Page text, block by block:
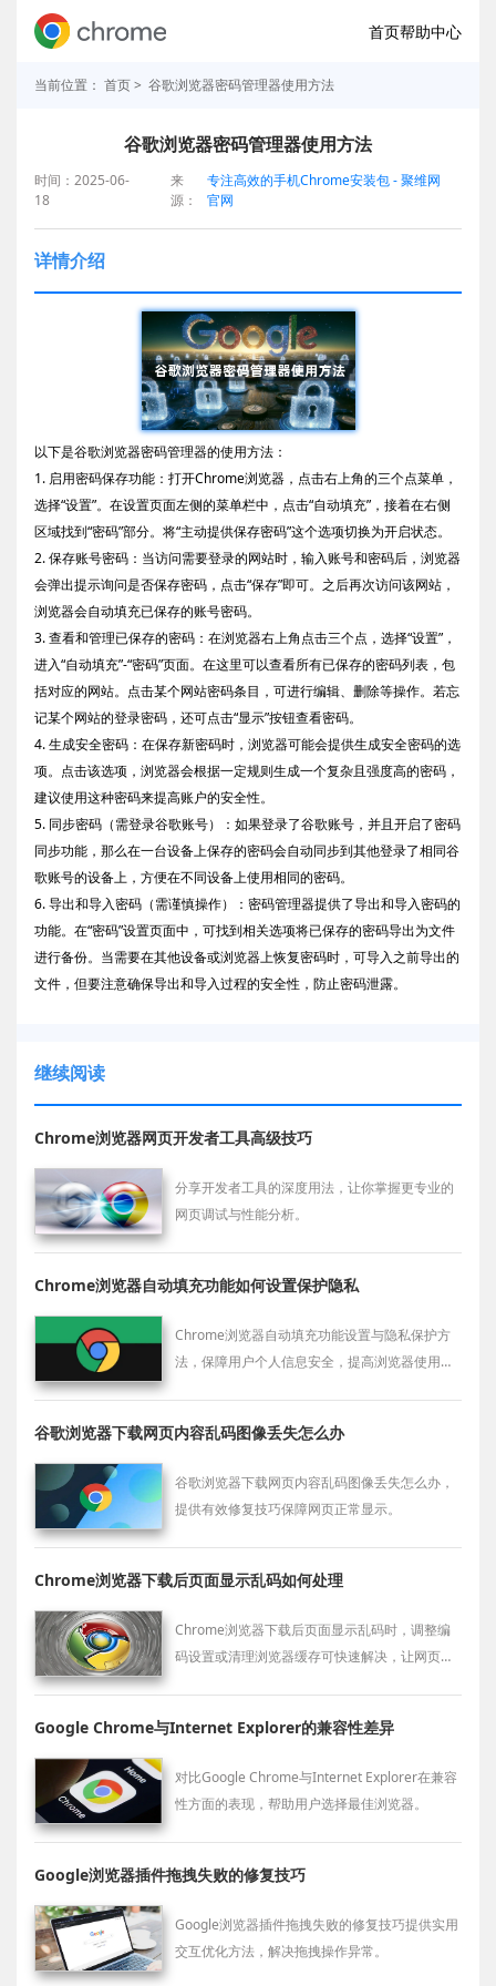
首页帮助中心
当前位置： 首页> 谷歌浏览器密码管理器使用方法
谷歌浏览器密码管理器使用方法
时间：2025-06-
18
来
源：
专注高效的手机Chrome安装包 - 聚维网
官网
详情介绍
以下是谷歌浏览器密码管理器的使用方法：
1. 启用密码保存功能：打开Chrome浏览器，点击右上角的三个点菜单，
选择“设置”。在设置页面左侧的菜单栏中，点击“自动填充”，接着在右侧
区域找到“密码”部分。将“主动提供保存密码”这个选项切换为开启状态。
2. 保存账号密码：当访问需要登录的网站时，输入账号和密码后，浏览器
会弹出提示询问是否保存密码，点击“保存”即可。之后再次访问该网站，
浏览器会自动填充已保存的账号密码。
3. 查看和管理已保存的密码：在浏览器右上角点击三个点，选择“设置”，
进入“自动填充”-“密码”页面。在这里可以查看所有已保存的密码列表，包
括对应的网站。点击某个网站密码条目，可进行编辑、删除等操作。若忘
记某个网站的登录密码，还可点击“显示”按钮查看密码。
4. 生成安全密码：在保存新密码时，浏览器可能会提供生成安全密码的选
项。点击该选项，浏览器会根据一定规则生成一个复杂且强度高的密码，
建议使用这种密码来提高账户的安全性。
5. 同步密码（需登录谷歌账号）：如果登录了谷歌账号，并且开启了密码
同步功能，那么在一台设备上保存的密码会自动同步到其他登录了相同谷
歌账号的设备上，方便在不同设备上使用相同的密码。
6. 导出和导入密码（需谨慎操作）：密码管理器提供了导出和导入密码的
功能。在“密码”设置页面中，可找到相关选项将已保存的密码导出为文件
进行备份。当需要在其他设备或浏览器上恢复密码时，可导入之前导出的
文件，但要注意确保导出和导入过程的安全性，防止密码泄露。
继续阅读
Chrome浏览器网页开发者工具高级技巧
分享开发者工具的深度用法，让你掌握更专业的
网页调试与性能分析。
Chrome浏览器自动填充功能如何设置保护隐私
Chrome浏览器自动填充功能设置与隐私保护方
法，保障用户个人信息安全，提高浏览器使用的
谷歌浏览器下载网页内容乱码图像丢失怎么办
谷歌浏览器下载网页内容乱码图像丢失怎么办，
提供有效修复技巧保障网页正常显示。
Chrome浏览器下载后页面显示乱码如何处理
Chrome浏览器下载后页面显示乱码时，调整编
码设置或清理浏览器缓存可快速解决，让网页内
Google Chrome与Internet Explorer的兼容性差异
对比Google Chrome与Internet Explorer在兼容
性方面的表现，帮助用户选择最佳浏览器。
Google浏览器插件拖拽失败的修复技巧
Google浏览器插件拖拽失败的修复技巧提供实用
交互优化方法，解决拖拽操作异常。